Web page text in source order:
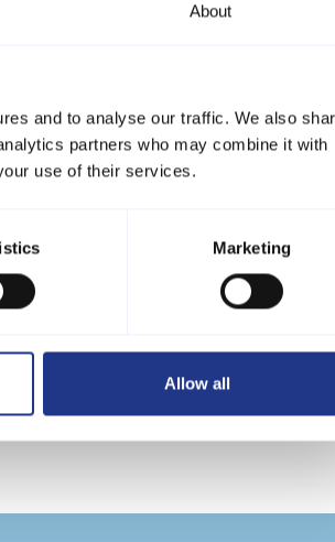
About
and to analyse our traffic. We also
partners who may combine it with
use of their services.
Marketing
Allow all
for sommerhuse. Vi kender
seriøst og tilbyder skræddersyet
står vi klar til at hjælpe
nedenfor, så vender
en e-mail til info@jyskferie.dk